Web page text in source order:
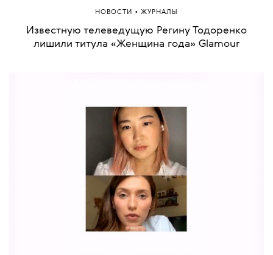
НОВОСТИ • ЖУРНАЛЫ
Известную телеведущую Регину Тодоренко
лишили титула «Женщина года» Glamour